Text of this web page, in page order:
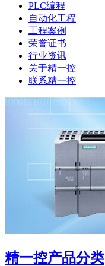
PLC编程
自动化工程
工程案例
荣誉证书
行业资讯
关于精一控
联系精一控
精一控产品分类